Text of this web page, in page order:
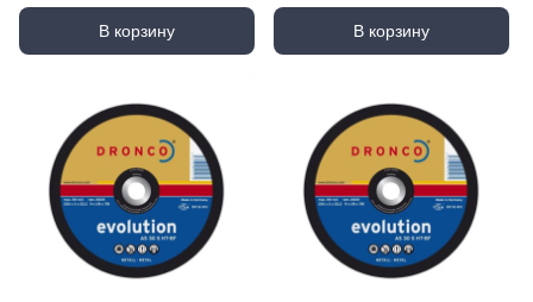
В корзину В корзину